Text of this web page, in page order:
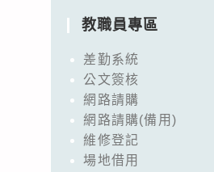
教職員專區
差勤系統
公文簽核
網路請購
網路請購(備用)
維修登記
場地借用